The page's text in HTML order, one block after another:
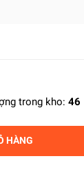
trong kho: 46
HÀNG